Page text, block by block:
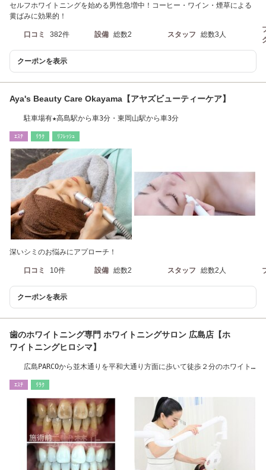
セルフホワイトニングを始める男性急増中！コーヒー・ワイン・煙草による
黄ばみに効果的！
口コミ 382件 設備 総数2 スタッフ 総数3人
クーポンを表示
Aya's Beauty Care Okayama【アヤズビューティーケア】
駐車場有★高島駅から車3分・東岡山駅から車3分
ｴｽﾃ ﾘﾗｸ ﾘﾌﾚｯｼｭ
深いシミのお悩みにアプローチ！
口コミ 10件 設備 総数2 スタッフ 総数2人
クーポンを表示
歯のホワイトニング専門 ホワイトニングサロン 広島店【ホ
ワイトニングヒロシマ】
広島PARCOから並木通りを平和大通り方面に歩いて徒歩２分のホワイト
ｴｽﾃ ﾘﾗｸ